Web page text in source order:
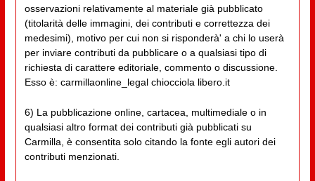
osservazioni relativamente al materiale già pubblicato
(titolarità delle immagini, dei contributi e correttezza dei
medesimi), motivo per cui non si risponderà' a chi lo userà
per inviare contributi da pubblicare o a qualsiasi tipo di
richiesta di carattere editoriale, commento o discussione.
Esso è: carmillaonline_legal chiocciola libero.it
6) La pubblicazione online, cartacea, multimediale o in
qualsiasi altro format dei contributi già pubblicati su
Carmilla, è consentita solo citando la fonte egli autori dei
contributi menzionati.